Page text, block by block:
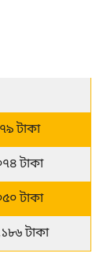
টাকা
টাকা
টাকা
টাকা